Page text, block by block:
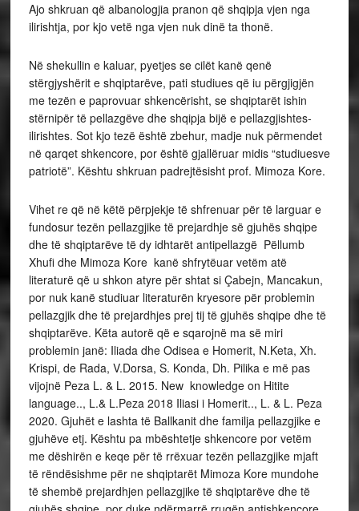
Ajo shkruan që albanologjia pranon që shqipja vjen nga
ilirishtja, por kjo vetë nga vjen nuk dinë ta thonë.
Në shekullin e kaluar, pyetjes se cilët kanë qenë
stërgjyshërit e shqiptarëve, pati studiues që iu përgjigjën
me tezën e paprovuar shkencërisht, se shqiptarët ishin
stërnipër të pellazgëve dhe shqipja bijë e pellazgjishtes-
ilirishtes. Sot kjo tezë është zbehur, madje nuk përmendet
në qarqet shkencore, por është gjallëruar midis “studiuesve
patriotë”. Kështu shkruan padrejtësisht prof. Mimoza Kore.
Vihet re që në këtë përpjekje të shfrenuar për të larguar e
fundosur tezën pellazgjike të prejardhje së gjuhës shqipe
dhe të shqiptarëve të dy idhtarët antipellazgë Pëllumb
Xhufi dhe Mimoza Kore kanë shfrytëuar vetëm atë
literaturë që u shkon atyre për shtat si Çabejn, Mancakun,
por nuk kanë studiuar literaturën kryesore për problemin
pellazgjik dhe të prejardhjes prej tij të gjuhës shqipe dhe të
shqiptarëve. Këta autorë që e sqarojnë ma së miri
problemin janë: Iliada dhe Odisea e Homerit, N.Keta, Xh.
Krispi, de Rada, V.Dorsa, S. Konda, Dh. Pilika e më pas
vijojnë Peza L. & L. 2015. New knowledge on Hitite
language.., L.& L.Peza 2018 Iliasi i Homerit.., L. & L. Peza
2020. Gjuhët e lashta të Ballkanit dhe familja pellazgjike e
gjuhëve etj. Kështu pa mbështetje shkencore por vetëm
me dëshirën e keqe për të rrëxuar tezën pellazgjike mjaft
të rëndësishme për ne shqiptarët Mimoza Kore mundohe
të shembë prejardhjen pellazgjike të shqiptarëve dhe të